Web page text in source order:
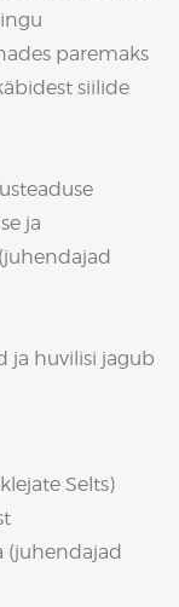
paremaks
siilide
ja
ja huvilisi jagub
Selts)
(juhendajad